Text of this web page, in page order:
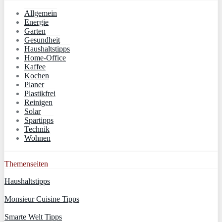
Allgemein
Energie
Garten
Gesundheit
Haushaltstipps
Home-Office
Kaffee
Kochen
Planer
Plastikfrei
Reinigen
Solar
Spartipps
Technik
Wohnen
Themenseiten
Haushaltstipps
Monsieur Cuisine Tipps
Smarte Welt Tipps